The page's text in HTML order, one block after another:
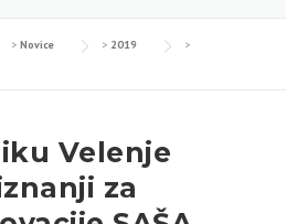
> Novice > 2019
>
Velenje
za